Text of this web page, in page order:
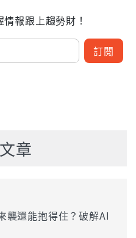
報跟上趨勢財！
訂閱
章
襲還能抱得住？破解AI